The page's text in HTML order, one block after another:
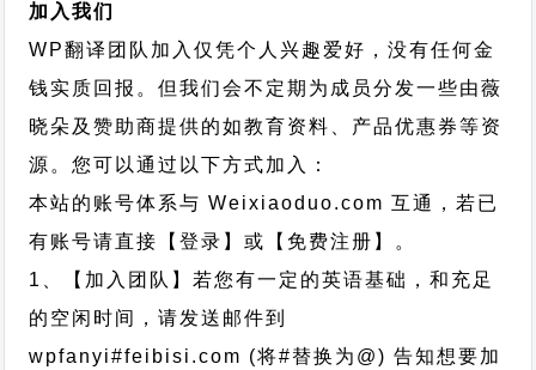
加入我们
WP翻译团队加入仅凭个人兴趣爱好，没有任何金
钱实质回报。但我们会不定期为成员分发一些由薇
晓朵及赞助商提供的如教育资料、产品优惠券等资
源。您可以通过以下方式加入：
本站的账号体系与Weixiaoduo.com 互通，若已
有账号请直接【登录】或【免费注册】。
1、【加入团队】若您有一定的英语基础，和充足
的空闲时间，请发送邮件到
wpfanyi#feibisi.com (将#替换为@) 告知想要加